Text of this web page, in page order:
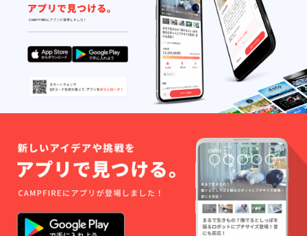
しま
す。会
員様は
2000円
で21:00
以降の
BARタ
イムま
で飲み
放題を
も可能
です ■
お店
オープ
ンは11
月〜12
月を予
定して
おりま
飲み物
代別 ※
料理は
コース2
本の中
からい
ずれか
の提供
となり
ます。
通常通
り『参
謀
BAR』
として
営業致
しま
す。会
員様は
様は、
以下の
コース
をご注
文いた
だけま
す。 ・
低温調
理のお
肉を
の肉
コース
(6000
円) ・晩
酌のお
供に！
低温調
理のお
つまみ
りま
す。
（開始
時刻を
過ぎて
からの
入店も
可能で
すが終
了の時
刻は変
ませ
ん。）
■先行予
約権付
きのリ
ターン
をご購
入頂い
た会員